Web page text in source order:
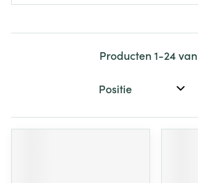
Producten1-24van
Sorteer op: